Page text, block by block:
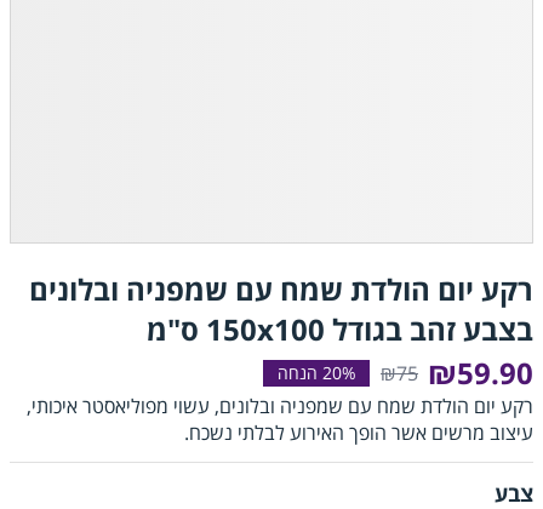
רקע יום הולדת שמח עם שמפניה ובלונים
בצבע זהב בגודל 150x100 ס"מ
₪59.90
₪75
רקע יום הולדת שמח עם שמפניה ובלונים, עשוי מפוליאסטר איכותי,
עיצוב מרשים אשר הופך האירוע לבלתי נשכח.
צבע